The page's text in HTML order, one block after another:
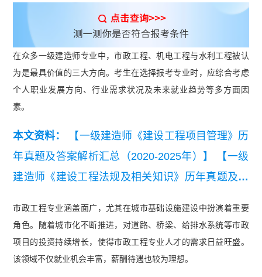
在众多一级建造师专业中，市政工程、机电工程与水利工程被认
为是最具价值的三大方向。考生在选择报考专业时，应综合考虑
个人职业发展方向、行业需求状况及未来就业趋势等多方面因
素。
本文资料：
【一级建造师《建设工程项目管理》历
年真题及答案解析汇总（2020-2025年）】
【一级
建造师《建设工程法规及相关知识》历年真题及答
5年）】
市政工程专业涵盖面广，尤其在城市基础设施建设中扮演着重要
角色。随着城市化不断推进，对道路、桥梁、给排水系统等市政
项目的投资持续增长，使得市政工程专业人才的需求日益旺盛。
该领域不仅就业机会丰富，薪酬待遇也较为理想。